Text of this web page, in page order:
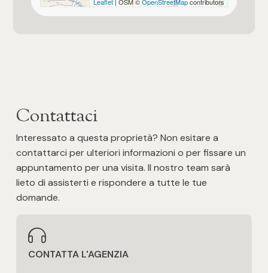
Ingresso autonomo
Vista panoramica
Impianto di pannelli fotovoltaici
per 1 famiglia
Contattaci
Interessato a questa proprietà? Non esitare a
contattarci per ulteriori informazioni o per fissare un
appuntamento per una visita. Il nostro team sarà
lieto di assisterti e rispondere a tutte le tue
domande.
CONTATTA L'AGENZIA